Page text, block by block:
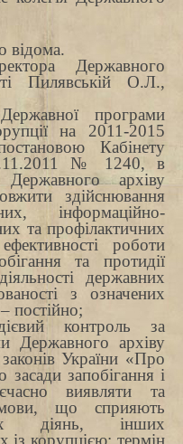
відома.
Державного
Пилявській О.Л.,
програми
на 2011-2015
Кабінету
№ 1240, в
архіву
здійснювання
інформаційно-
та профілактичних
роботи
та протидії
державних
з означених
постійно;
контроль за
Державного архіву
України «Про
запобігання і
виявляти та
що сприяють
діянь, інших
із корупцією; термін